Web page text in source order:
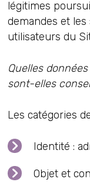
légitimes
demandes et
utilisateurs du
Quelles
sont-elles
Les catégories
Identité :
Objet et